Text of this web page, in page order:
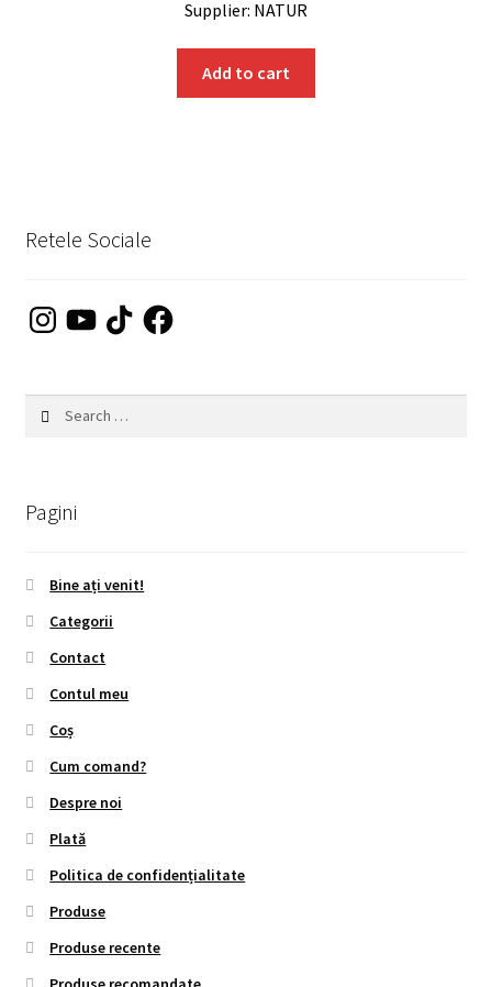
Supplier: NATUR
Add to cart
Retele Sociale
InstagramYouTubeTikTokFacebook
Pagini
Bine ați venit!
Categorii
Contact
Contul meu
Coș
Cum comand?
Despre noi
Plată
Politica de confidențialitate
Produse
Produse recente